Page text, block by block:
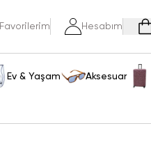
Favorilerim Hesabım
Ev & Yaşam Aksesuar